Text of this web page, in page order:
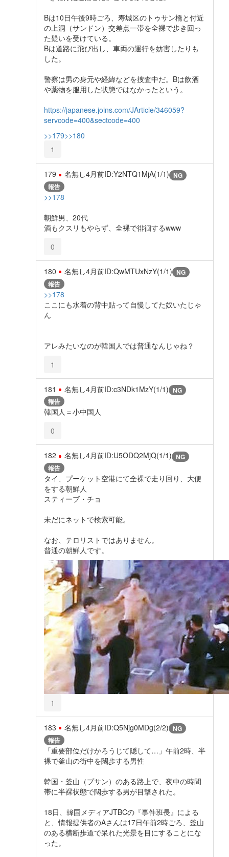
Bは10日午後9時ごろ、寿城区のトゥサン橋と付近
の上洞（サンドン）交差点一帯を全裸で歩き回っ
た疑いを受けている。
Bは道路に飛び出し、車両の運行を妨害したりも
した。
警察は男の身元や経緯などを捜査中だ。Bは飲酒
や薬物を服用した状態ではなかったという。
https://japanese.joins.com/JArticle/346059?
servcode=400&sectcode=400
>>179>>180
1
179 名無し4月前ID:Y2NTQ1MjA(1/1) NG
報告
>>178
朝鮮男、20代
酒もクスリもやらず、全裸で徘徊するwww
0
180 名無し4月前ID:QwMTUxNzY(1/1) NG
報告
>>178
ここにも水着の背中貼って自慢してた奴いたじゃ
ん
アレみたいなのが韓国人では普通なんじゃね？
1
181 名無し4月前ID:c3NDk1MzY(1/1) NG
報告
韓国人＝小中国人
0
182 名無し4月前ID:U5ODQ2MjQ(1/1) NG
報告
タイ、プーケット空港にて全裸で走り回り、大便
をする朝鮮人
スティーブ・チョ
未だにネットで検索可能。
なお、テロリストではありません。
普通の朝鮮人です。
1
183 名無し4月前ID:Q5Njg0MDg(2/2) NG
報告
「重要部位だけかろうじて隠して…」午前2時、半
裸で釜山の街中を闊歩する男性
韓国・釜山（プサン）のある路上で、夜中の時間
帯に半裸状態で闊歩する男が目撃された。
18日、韓国メディアJTBCの『事件班長』による
と、情報提供者のAさんは17日午前2時ごろ、釜山
のある横断歩道で呆れた光景を目にすることにな
った。